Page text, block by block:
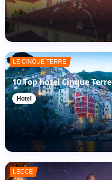
LE CINQUE TERRE
10 Top hotel Cinque Terre
Hotel
LECCE